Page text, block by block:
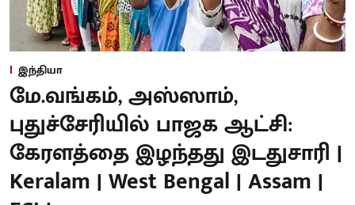
இந்தியா
மே.வங்கம், அஸ்ஸாம்,
புதுச்சேரியில் பாஜக ஆட்சி:
கேரளத்தை இழந்தது இடதுசாரி |
Keralam | West Bengal | Assam |